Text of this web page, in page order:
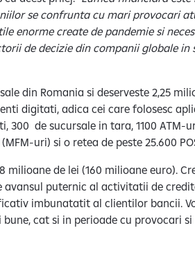
se confrunta cu mari provocari
enorme create de pandemie si
de decizie din companii globale in
din Romania si deserveste 2,25
digitati, adica cei care folosesc
300 de sucursale in tara, 1100 ATM-
uri) si o retea de peste 25.600
milioane de lei (160 milioane euro).
avansul puternic al activitatii de
imbunatatit al clientilor bancii.
cat si in perioade cu provocari